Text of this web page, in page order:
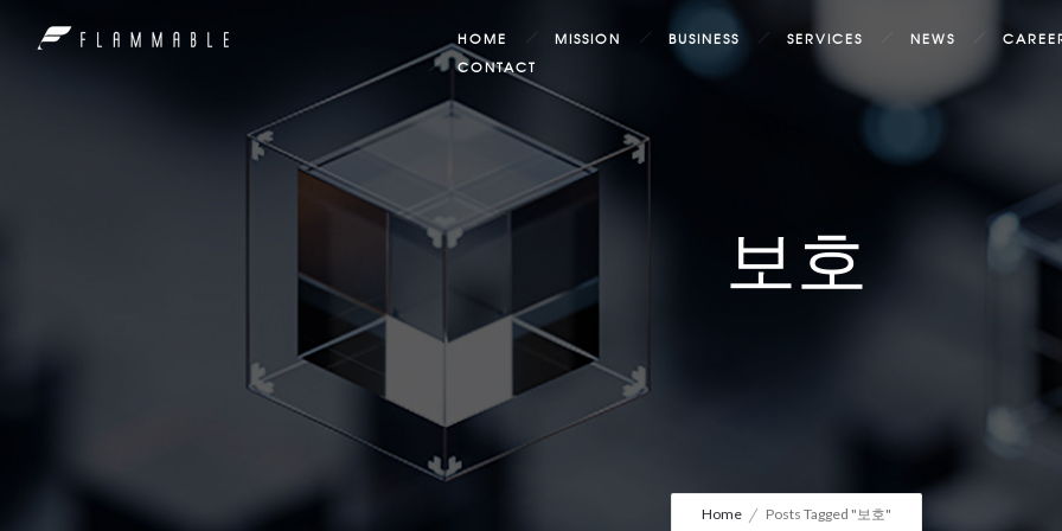
HOME MISSION BUSINESS SERVICES NEWS
CONTACT
보호
Home Posts Tagged "보호"